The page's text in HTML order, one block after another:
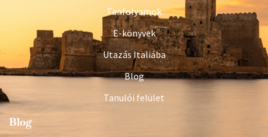
Tanfolyamok
E-könyvek
Utazás Italiába
Blog
Tanulói felület
Blog